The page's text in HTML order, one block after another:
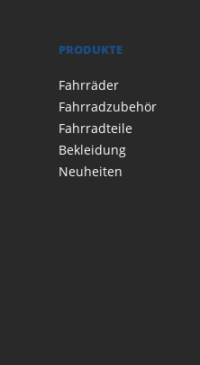
PRODUKTE
Fahrräder
Fahrradzubehör
Fahrradteile
Bekleidung
Neuheiten